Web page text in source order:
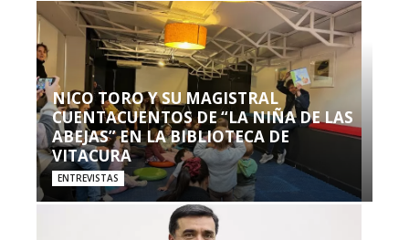
NICO TORO Y SU MAGISTRAL
CUENTACUENTOS DE “LA NIÑA DE LAS
ABEJAS” EN LA BIBLIOTECA DE
VITACURA
ENTREVISTAS